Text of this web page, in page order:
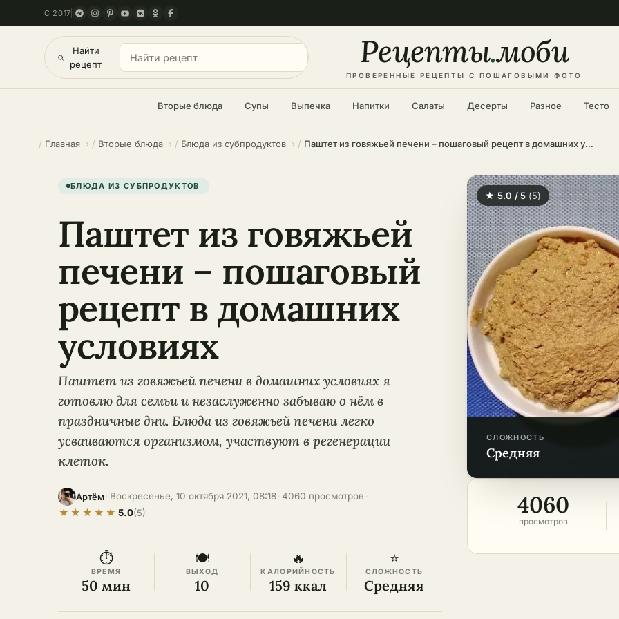
С 2017
Найти
рецепт
Рецепты.моби
ПРОВЕРЕННЫЕ РЕЦЕПТЫ С ПОШАГОВЫМИ ФОТО
Вторые блюда Супы Выпечка Напитки Салаты Десерты Разное Тесто
Главная Вторые блюда Блюда из субпродуктов Паштет из говяжьей печени – пошаговый рецепт в домашних условиях
★ 5.0 / 5 (5)
СЛОЖНОСТЬ
средняя
4060
просмотров
БЛЮДА ИЗ СУБПРОДУКТОВ
Паштет из говяжьей
печени – пошаговый
рецепт в домашних
условиях
Паштет из говяжьей печени в домашних условиях я
готовлю для семьи и незаслуженно забываю о нём в
праздничные дни. Блюда из говяжьей печени легко
усваиваются организмом, участвуют в регенерации
клеток.
Артём Воскресенье, 10 октября 2021, 08:18 4060 просмотров
★ ★ ★ ★ ★ 5.0(5)
⏱
ВРЕМЯ
50 мин
🍽
ВЫХОД
10
🔥
КАЛОРИЙНОСТЬ
159 ккал
⭐
СЛОЖНОСТЬ
Средняя